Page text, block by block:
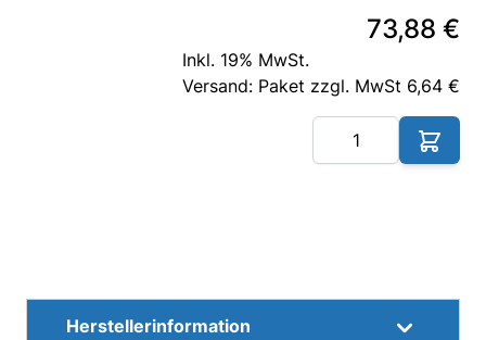
73,88 €
Inkl. 19% MwSt.
Versand: Paket zzgl. MwSt 6,64 €
Herstellerinformation